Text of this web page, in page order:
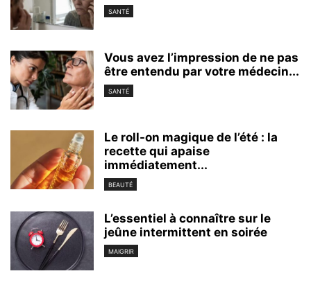
SANTÉ
Vous avez l’impression de ne pas
être entendu par votre médecin...
SANTÉ
Le roll-on magique de l’été : la
recette qui apaise
immédiatement...
BEAUTÉ
L’essentiel à connaître sur le
jeûne intermittent en soirée
MAIGRIR